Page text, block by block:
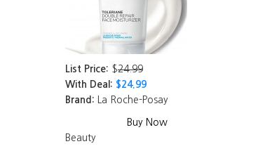
List Price: $24.99
With Deal: $24.99
Brand: La Roche-Posay
Buy Now
Beauty